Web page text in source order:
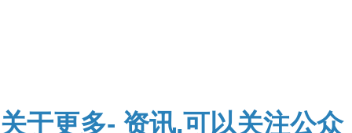
关于更多- 资讯,可以关注公众